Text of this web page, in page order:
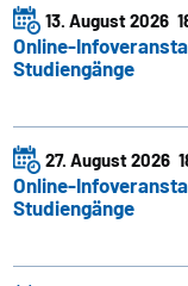
13. August 2026
Online-
Studiengänge
27. August 2026
Online-
Studiengänge